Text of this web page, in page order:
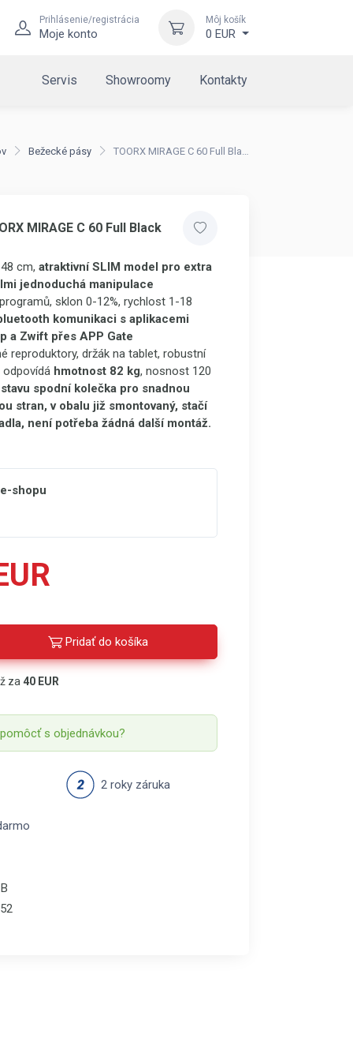
Prihlásenie/registrácia
Moje konto
Môj košík
0 EUR
Servis Showroomy Kontakty
Bežecké pásy TOORX MIRAGE C 60 Full Black
MIRAGE C 60 Full Black
cm, atraktivníSLIM model pro extra
jednoduchá manipulace
sklon 0-12%, rychlost 1-18
komunikaci s aplikacemi
a Zwift přes APP Gate
reproduktory, držák na tablet, robustní
hmotnost 82 kg, nosnost 120
spodní kolečka pro snadnou
stran, v obalu již smontovaný, stačí
není potřeba žádná další montáž.
shopu
Pridať do košíka
za 40 EUR
s objednávkou?
2 roky záruka